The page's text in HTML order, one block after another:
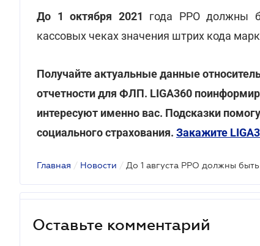
До 1 октября 2021
года РРО должны
кассовых чеках значения штрих кода
Получайте актуальные данные
отчетности для ФЛП. LIGA360
интересуют именно вас. Подсказки
социального страхования. Закажите
Главная / Новости /
Оставьте комментарий